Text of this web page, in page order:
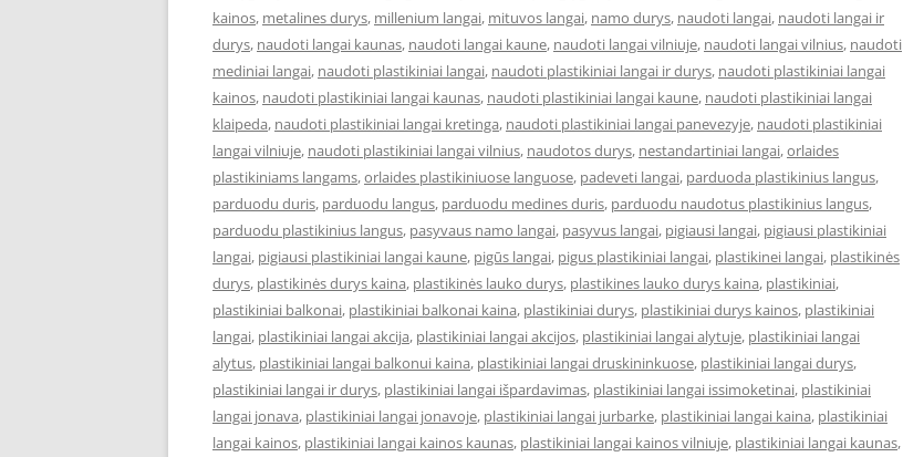
kainos, metalines durys, millenium langai, mituvos langai, namo durys, naudoti langai, naudoti langai ir
durys, naudoti langai kaunas, naudoti langai kaune, naudoti langai vilniuje, naudoti langai vilnius, naudoti
mediniai langai, naudoti plastikiniai langai, naudoti plastikiniai langai ir durys, naudoti plastikiniai langai
kainos, naudoti plastikiniai langai kaunas, naudoti plastikiniai langai kaune, naudoti plastikiniai langai
klaipeda, naudoti plastikiniai langai kretinga, naudoti plastikiniai langai panevezyje, naudoti plastikiniai
langai vilniuje, naudoti plastikiniai langai vilnius, naudotos durys, nestandartiniai langai,orlaides
plastikiniams langams,orlaides plastikiniuose languose, padeveti langai, parduoda plastikinius langus,
parduodu duris, parduodu langus, parduodu medines duris, parduodu naudotus plastikinius langus,
parduodu plastikinius langus, pasyvaus namo langai, pasyvus langai, pigiausi langai, pigiausi plastikiniai
langai, pigiausi plastikiniai langai kaune, pigūs langai, pigus plastikiniai langai, plastikinei langai, plastikinės
durys, plastikinės durys kaina, plastikinės lauko durys, plastikines lauko durys kaina, plastikiniai,
plastikiniai balkonai, plastikiniai balkonai kaina, plastikiniai durys, plastikiniai durys kainos, plastikiniai
langai, plastikiniai langai akcija, plastikiniai langai akcijos, plastikiniai langai alytuje, plastikiniai langai
alytus, plastikiniai langai balkonui kaina, plastikiniai langai druskininkuose, plastikiniai langai durys,
plastikiniai langai ir durys, plastikiniai langai išpardavimas, plastikiniai langai issimoketinai, plastikiniai
langai jonava, plastikiniai langai jonavoje, plastikiniai langai jurbarke, plastikiniai langai kaina, plastikiniai
langai kainos, plastikiniai langai kainos kaunas, plastikiniai langai kainos vilniuje, plastikiniai langai kaunas,